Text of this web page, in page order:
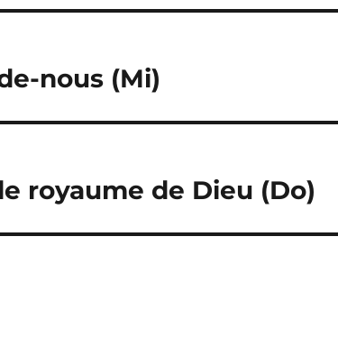
nous (Mi)
royaume de Dieu (Do)